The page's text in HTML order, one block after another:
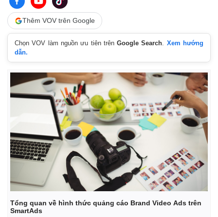
Cuộc sống đó đây
Hồ sơ
Multimedia
Video
Ảnh
E-Magazine
Infographic
Thêm VOV trên Google
Chọn VOV làm nguồn ưu tiên trênGoogle Search. Xem hướng
dẫn.
Tổng quan về hình thức quảng cáo Brand Video Ads trên
SmartAds